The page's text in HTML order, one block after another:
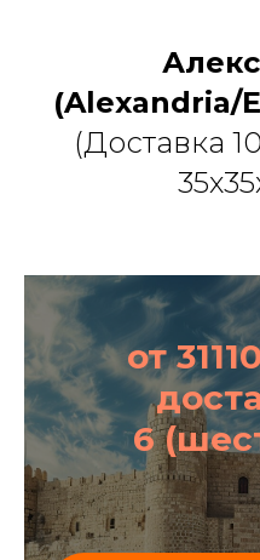
(Alexandria/
(Доставка
от
6